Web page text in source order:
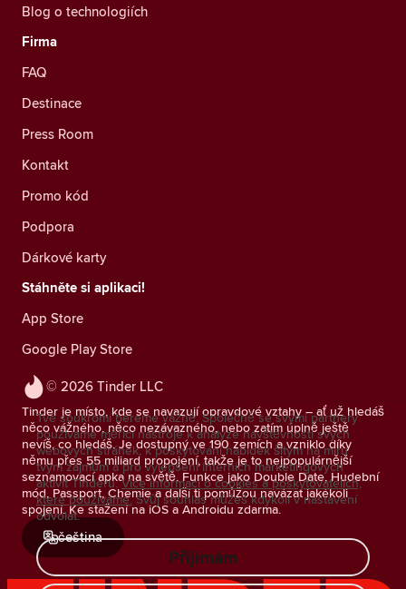
© 2026 Tinder LLC
Tinder je místo, kde se navazují opravdové vztahy – ať už hledáš
něco vážného, něco nezávazného, nebo zatím úplně ještě
nevíš, co hledáš. Je dostupný ve 190 zemích a vzniklo díky
němu přes 55 miliard propojení, takže je to nejpopulárnější
seznamovací apka na světě. Funkce jako Double Date, Hudební
mód, Passport, Chemie a další ti pomůžou navázat jakékoli
spojení. Ke stažení na iOS a Androidu zdarma.
čeština
Blog o technologiích
Firma
FAQ
Destinace
Press Room
Kontakt
Promo kód
Podpora
Dárkové karty
Stáhněte si aplikaci!
App Store
Google Play Store
Tvé soukromí bereme vážně. Společně se svými partnery
používáme měřicí nástroje k analýze návštěvnosti svých
webových stránek, k poskytování nabídek šitým na míru
tvým zájmům a pro vylepšení interních marketingových
aktivit Tinderu. Více informací o cookies a poskytovatelích,
které používáme. Svůj souhlas můžeš kdykoli v nastavení
odvolat.
Přijímám